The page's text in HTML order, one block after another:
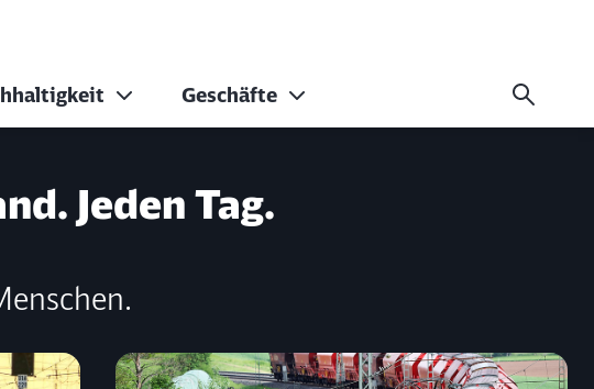
Geschäfte
Jeden Tag.